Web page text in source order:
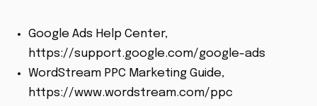
Google Ads Help Center,
https://support.google.com/google-ads
WordStream PPC Marketing Guide,
https://www.wordstream.com/ppc